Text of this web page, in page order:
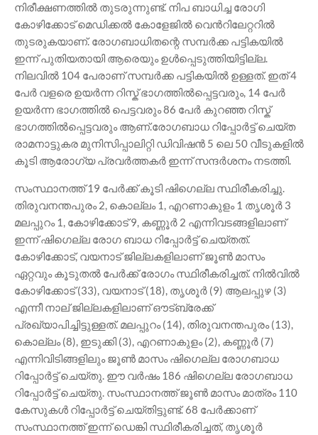
നിരീക്ഷണത്തിൽ തുടരുന്നുണ്ട്. നിപ ബാധിച്ച രോഗി
കോഴിക്കോട് മെഡിക്കൽ കോളേജിൽ വെൻറിലേറ്ററിൽ
തുടരുകയാണ്. രോഗബാധിതന്റെ സമ്പർക്ക പട്ടികയിൽ
ഇന്ന് പുതിയതായി ആരെയും ഉൾപ്പെടുത്തിയിട്ടില്ല.
നിലവിൽ 104 പേരാണ് സമ്പർക്ക പട്ടികയിൽ ഉള്ളത്. ഇത് 4
പേർ വളരെ ഉയർന്ന റിസ്ക് ഭാഗത്തിൽപ്പെട്ടവരും, 14 പേർ
ഉയർന്ന ഭാഗത്തിൽ പെട്ടവരും 86 പേർ കുറഞ്ഞ റിസ്ക്
ഭാഗത്തിൽപ്പെട്ടവരും ആണ്.രോഗബാധ റിപ്പോർട്ട് ചെയ്ത
രാമനാട്ടുകര മുനിസിപ്പാലിറ്റി ഡിവിഷൻ 5 ലെ 50 വീടുകളിൽ
കൂടി ആരോഗ്യ പ്രവർത്തകർ ഇന്ന് സന്ദർശനം നടത്തി.
സംസ്ഥാനത്ത് 19 പേർക്ക് കൂടി ഷിഗെല്ല സ്ഥിരീകരിച്ചു.
തിരുവനന്തപുരം 2, കൊല്ലം 1, എറണാകുളം 1 തൃശൂർ 3
മലപ്പുറം 1, കോഴിക്കോട് 9, കണ്ണൂർ 2 എന്നിവടങ്ങളിലാണ്
ഇന്ന് ഷിഗെല്ല രോഗ ബാധ റിപ്പോർട്ട് ചെയ്‌തത്‌.
കോഴിക്കോട്, വയനാട് ജില്ലകളിലാണ് ജൂൺ മാസം
ഏറ്റവും കൂടുതൽ പേർക്ക് രോഗം സ്ഥിരീകരിച്ചത്. നിൽവിൽ
കോഴിക്കോട് (33), വയനാട് (18), തൃശൂർ (9) ആലപ്പുഴ (3)
എന്നീ നാല് ജില്ലകളിലാണ് ഔട്ബ്രേക്ക്
പ്രഖ്യാപിച്ചിട്ടുള്ളത്. മലപ്പുറം (14), തിരുവനന്തപുരം (13),
കൊല്ലം (8), ഇടുക്കി (3), എറണാകുളം (2), കണ്ണൂർ (7)
എന്നിവിടിങ്ങളിലും ജൂൺ മാസം ഷിഗെല്ല രോഗബാധ
റിപ്പോർട്ട് ചെയ്തു. ഈ വർഷം 186 ഷിഗെല്ല രോഗബാധ
റിപ്പോർട്ട് ചെയ്തു. സംസ്ഥാനത്ത് ജൂൺ മാസം മാത്രം 110
കേസുകൾ റിപ്പോർട്ട് ചെയ്തിട്ടുണ്ട്. 68 പേർക്കാണ്
സംസ്ഥാനത്ത് ഇന്ന് ഡെങ്കി സ്ഥിരീകരിച്ചത്, തൃശൂർ